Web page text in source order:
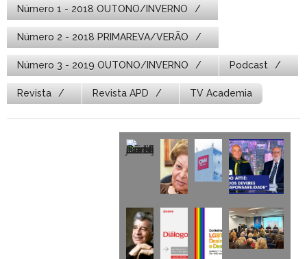
Número 1 - 2018 OUTONO/INVERNO
Número 2 - 2018 PRIMAREVA/VERÃO
Número 3 - 2019 OUTONO/INVERNO Podcast
Revista Revista APD TV Academia